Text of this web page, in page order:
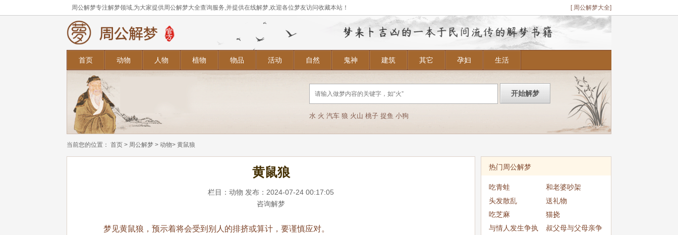
周公解梦专注解梦领域,为大家提供周公解梦大全查询服务,并提供在线解梦,欢迎各位梦友访问收藏本站！ [ 周公解梦大全]
首页 动物 人物 植物 物品 活动 自然 鬼神 建筑 其它 孕妇 生活
水 火 汽车 狼 火山 桃子 捉鱼 小狗
当前您的位置： 首页 > 周公解梦 > 动物> 黄鼠狼
黄鼠狼
栏目： 动物 发布：2024-07-24 00:17:05
咨询解梦
梦见黄鼠狼，预示着将会受到别人的排挤或算计，要谨慎应对。
热门周公解梦
吃青蛙
和老婆吵架
头发散乱
送礼物
吃芝麻
猫挠
与情人发生争执
叔父母与父母亲争